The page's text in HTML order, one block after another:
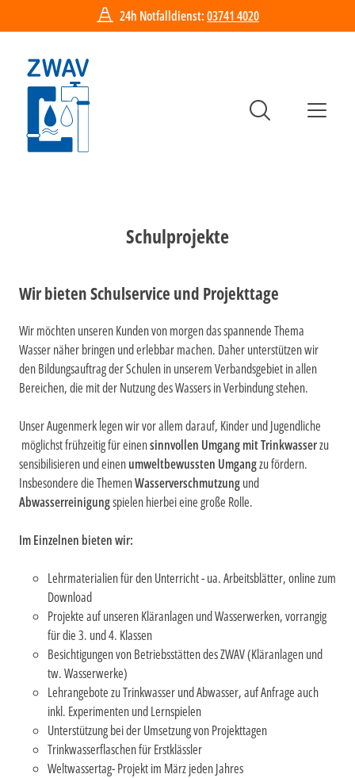
24h Notfalldienst:03741 4020
Schulprojekte
Wir bieten Schulservice und Projekttage
Wir möchten unseren Kunden von morgen das spannende Thema
Wasser näher bringen und erlebbar machen. Daher unterstützen wir
den Bildungsauftrag der Schulen in unserem Verbandsgebiet in allen
Bereichen, die mit der Nutzung des Wassers in Verbindung stehen.
Unser Augenmerk legen wir vor allem darauf, Kinder und Jugendliche
möglichst frühzeitig für einensinnvollen Umgang mit Trinkwasserzu
sensibilisieren und einenumweltbewussten Umgangzu fördern.
Insbesondere die ThemenWasserverschmutzungund
Abwasserreinigungspielen hierbei eine große Rolle.
Im Einzelnen bieten wir:
Lehrmaterialienfür den Unterricht - ua. Arbeitsblätter, online zum
Download
Projekteauf unseren Kläranlagen und Wasserwerken,vorrangig
für die 3. und 4. Klassen
Besichtigungenvon Betriebsstätten des ZWAV (Kläranlagen und
tw. Wasserwerke)
Lehrangebote zu Trinkwasser und Abwasser, auf Anfrage auch
inkl. Experimenten und Lernspielen
Unterstützung bei der Umsetzung von Projekttagen
Trinkwasserflaschen für Erstklässler
Weltwassertag- Projekt im März jeden Jahres